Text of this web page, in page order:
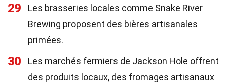
29
Les brasseries locales comme Snake River
Brewing proposent des bières artisanales
primées.
30
Les marchés fermiers de Jackson Hole offrent
des produits locaux, des fromages artisanaux